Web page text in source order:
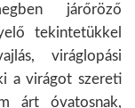
járőröző
tekintetükkel
viráglopási
a virágot szereti
árt óvatosnak,